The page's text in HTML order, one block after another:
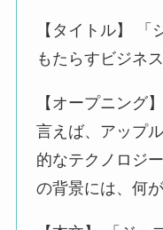
【タイトル】
もたらすビジネ
【オープニング
言えば、アップ
的なテクノロジ
の背景には、何